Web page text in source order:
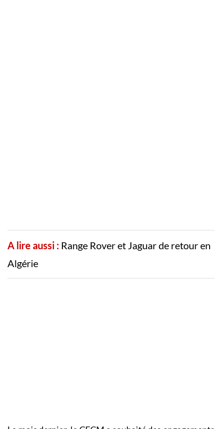
A lire aussi : Range Rover et Jaguar de retour en
Algérie